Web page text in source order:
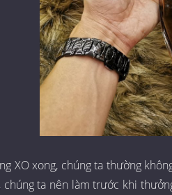
XO xong, chúng ta thường
chúng ta nên làm trước khi